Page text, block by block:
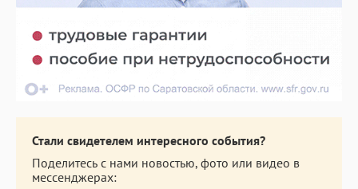
Стали свидетелем интересного события?
Поделитесь с нами новостью, фото или видео в
мессенджерах: